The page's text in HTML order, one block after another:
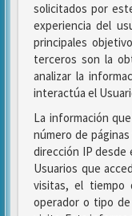
solicitados por
experiencia del
principales
terceros son la
analizar la
interactúa el
La información
número de
dirección IP desde
Usuarios que
visitas, el tiempo
operador o tipo